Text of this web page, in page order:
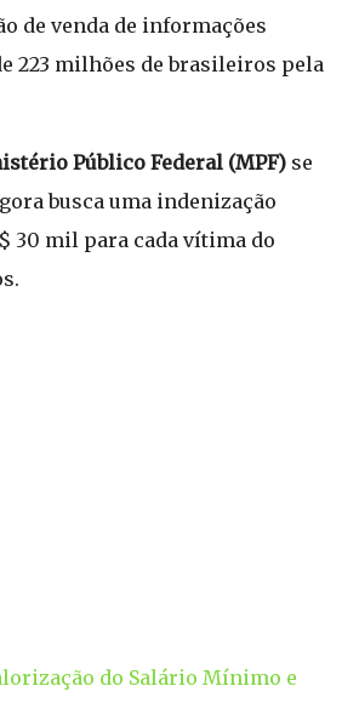
de venda de informações
223 milhões de brasileiros pela
Público Federal (MPF) se
busca uma indenização
30 mil para cada vítima do
do Salário Mínimo e